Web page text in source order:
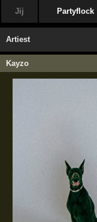
Jij Partyflock
Artiest
Kayzo